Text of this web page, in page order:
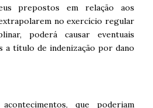
prepostos em relação aos
no exercício regular
poderá causar eventuais
a título de indenização por dano
que poderiam